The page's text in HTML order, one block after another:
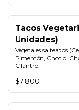
Tacos
Unidades)
Vegetales salteados
Pimentón, Choclo,
Cilantro.
$7.800